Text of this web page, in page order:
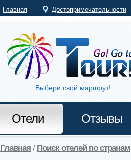
Главная Достопримечательности
Выбери свой маршрут!
Отели Отзывы
Главная / Поиск отелей по странам